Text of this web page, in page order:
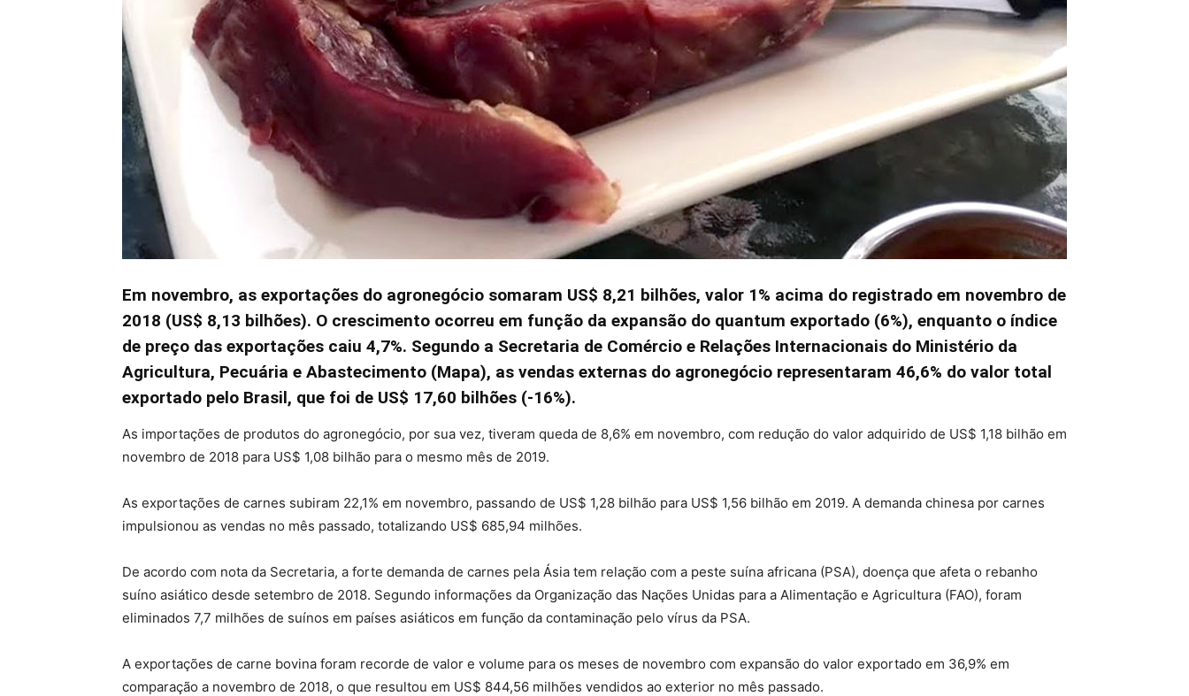
Em novembro, as exportações do agronegócio somaram US$ 8,21 bilhões, valor 1% acima do registrado em novembro de
2018 (US$ 8,13 bilhões). O crescimento ocorreu em função da expansão do quantum exportado (6%), enquanto o índice
de preço das exportações caiu 4,7%. Segundo a Secretaria de Comércio e Relações Internacionais do Ministério da
Agricultura, Pecuária e Abastecimento (Mapa), as vendas externas do agronegócio representaram 46,6% do valor total
exportado pelo Brasil, que foi de US$ 17,60 bilhões (-16%).
As importações de produtos do agronegócio, por sua vez, tiveram queda de 8,6% em novembro, com redução do valor adquirido de US$ 1,18 bilhão em
novembro de 2018 para US$ 1,08 bilhão para o mesmo mês de 2019.
As exportações de carnes subiram 22,1% em novembro, passando de US$ 1,28 bilhão para US$ 1,56 bilhão em 2019. A demanda chinesa por carnes
impulsionou as vendas no mês passado, totalizando US$ 685,94 milhões.
De acordo com nota da Secretaria, a forte demanda de carnes pela Ásia tem relação com a peste suína africana (PSA), doença que afeta o rebanho
suíno asiático desde setembro de 2018. Segundo informações da Organização das Nações Unidas para a Alimentação e Agricultura (FAO), foram
eliminados 7,7 milhões de suínos em países asiáticos em função da contaminação pelo vírus da PSA.
A exportações de carne bovina foram recorde de valor e volume para os meses de novembro com expansão do valor exportado em 36,9% em
comparação a novembro de 2018, o que resultou em US$ 844,56 milhões vendidos ao exterior no mês passado.